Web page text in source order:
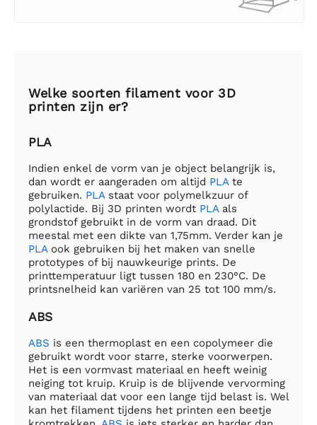
Welke soorten filament voor 3D
printen zijn er?
PLA
Indien enkel de vorm van je object belangrijk is,
dan wordt er aangeraden om altijd PLA te
gebruiken. PLA staat voor polymelkzuur of
polylactide. Bij 3D printen wordt PLA als
grondstof gebruikt in de vorm van draad. Dit
meestal met een dikte van 1,75mm. Verder kan je
PLA ook gebruiken bij het maken van snelle
prototypes of bij nauwkeurige prints. De
printtemperatuur ligt tussen 180 en 230°C. De
printsnelheid kan variëren van 25 tot 100 mm/s.
ABS
ABS is een thermoplast en een copolymeer die
gebruikt wordt voor starre, sterke voorwerpen.
Het is een vormvast materiaal en heeft weinig
neiging tot kruip. Kruip is de blijvende vervorming
van materiaal dat voor een lange tijd belast is. Wel
kan het filament tijdens het printen een beetje